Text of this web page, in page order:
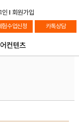
인 l 회원가입
험수업신청 카톡상담
컨텐츠